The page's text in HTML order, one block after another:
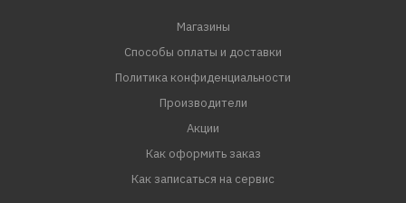
Магазины
Способы оплаты и доставки
Политика конфиденциальности
Производители
Акции
Как оформить заказ
Как записаться на сервис